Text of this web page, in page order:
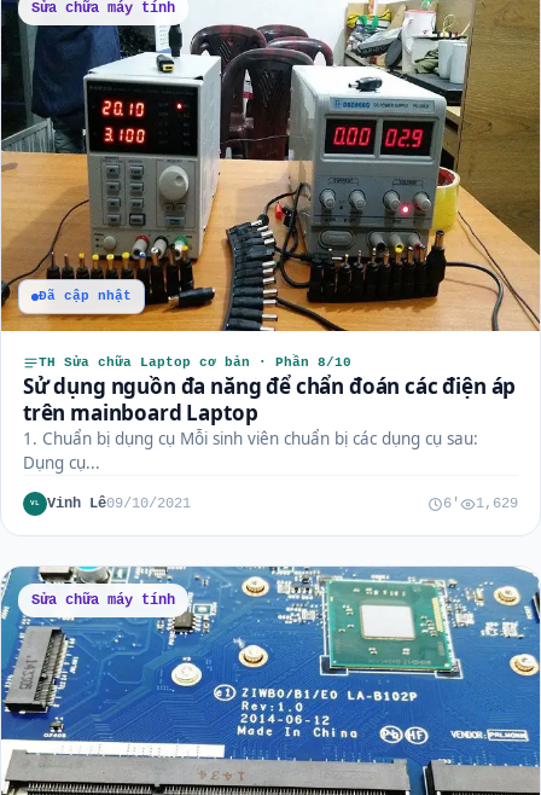
Sửa chữa máy tính
Đã cập nhật
TH Sửa chữa Laptop cơ bản · Phần 8/10
Sử dụng nguồn đa năng để chẩn đoán các điện áp
trên mainboard Laptop
1. Chuẩn bị dụng cụ Mỗi sinh viên chuẩn bị các dụng cụ sau:
Dụng cụ...
VL Vinh Lê09/10/2021 6' 1,629
Sửa chữa máy tính